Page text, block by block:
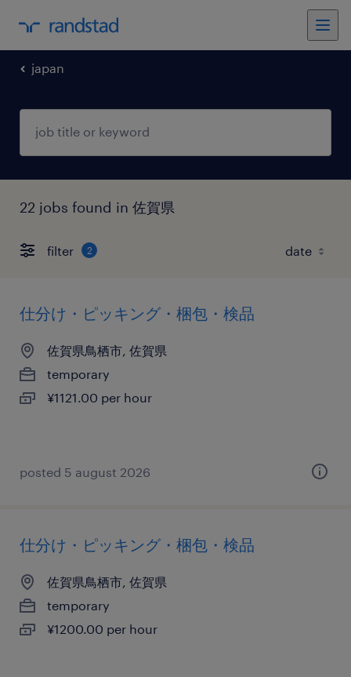
japan
22 jobs found in 佐賀県
filter 2
仕分け・ピッキング・梱包・検品
佐賀県鳥栖市, 佐賀県
temporary
¥1121.00 per hour
posted 5 august 2026
仕分け・ピッキング・梱包・検品
佐賀県鳥栖市, 佐賀県
temporary
¥1200.00 per hour